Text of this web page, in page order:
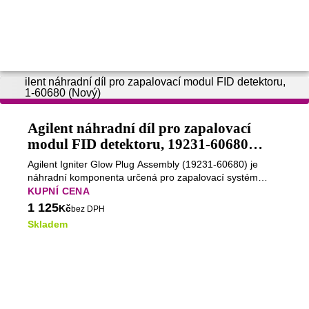
Agilent náhradní díl pro zapalovací
modul FID detektoru, 19231-60680
(Nový)
Agilent Igniter Glow Plug Assembly (19231-60680) je
náhradní komponenta určená pro zapalovací systém
detektoru FID (Flame Ionization Detector) v plynových
chromatografech Agilent. Žhavicí zapalovací prvek
plamene používaného při detekci ve FID. Tato součást je
KUPNÍ CENA
1 125Kčbez DPH
Skladem